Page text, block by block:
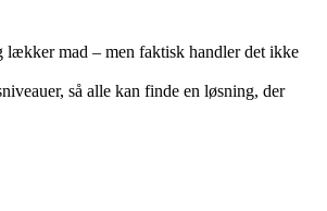
lækker mad – men faktisk handler det ikke
så alle kan finde en løsning, der